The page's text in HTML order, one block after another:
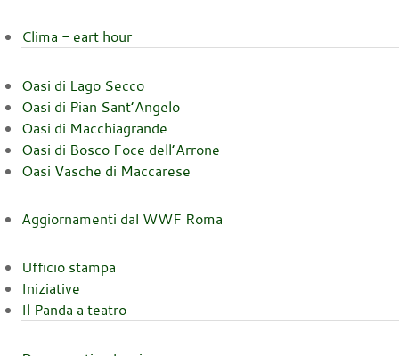
Clima - eart hour
Oasi di Lago Secco
Oasi di Pian Sant’Angelo
Oasi di Macchiagrande
Oasi di Bosco Foce dell’Arrone
Oasi Vasche di Maccarese
Aggiornamenti dal WWF Roma
Ufficio stampa
Iniziative
Il Panda a teatro